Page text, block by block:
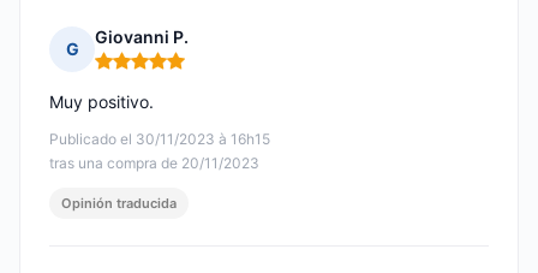
G
Giovanni P.
Nota: 5 de 5
Publicado el 30/11/2023 à 16h15
tras una compra de 20/11/2023
Muy positivo.
Opinión traducida